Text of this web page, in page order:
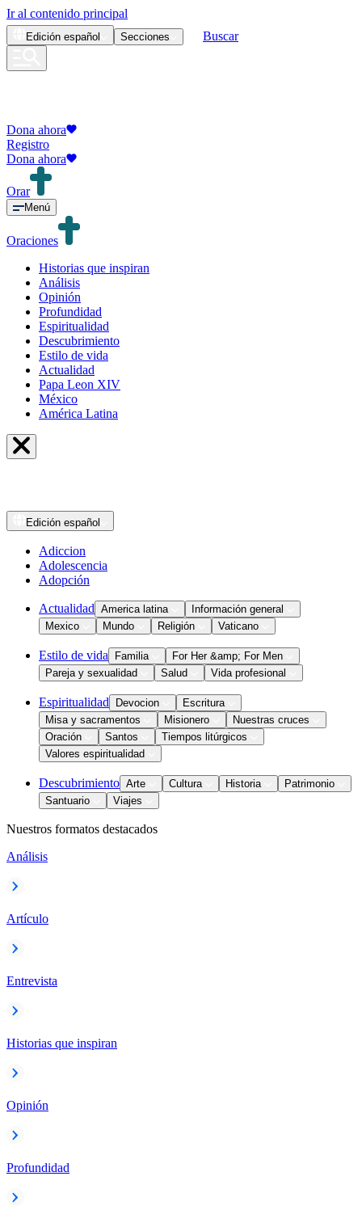
Ir al contenido principal
Edición español Secciones Buscar
Dona ahora
Registro
Dona ahora
Orar
Menú
Oraciones
Historias que inspiran
Análisis
Opinión
Profundidad
Espiritualidad
Descubrimiento
Estilo de vida
Actualidad
Papa Leon XIV
México
América Latina
Edición español
Adiccion
Adolescencia
Adopción
Actualidad America latina
Información general
Mexico
Mundo Religión Vaticano
Estilo de vida Familia
For Her &amp; For Men
Pareja y sexualidad
Salud Vida profesional
Espiritualidad Devocion
Escritura
Misa y sacramentos
Misionero
Nuestras cruces
Oración
Santos
Tiempos litúrgicos
Valores espiritualidad
Descubrimiento Arte Cultura Historia
Patrimonio
Santuario
Viajes
Nuestros formatos destacados
Análisis
Artículo
Entrevista
Historias que inspiran
Opinión
Profundidad